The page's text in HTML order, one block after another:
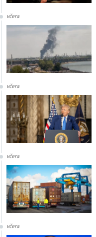
včera
včera
včera
včera